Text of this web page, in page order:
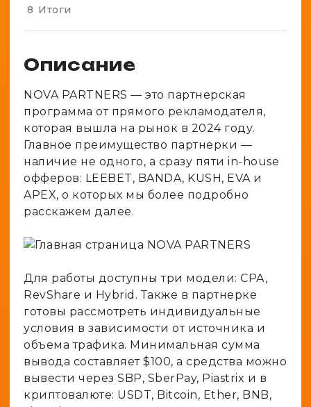
8 Итоги
Описание
NOVA PARTNERS — это партнерская
программа от прямого рекламодателя,
которая вышла на рынок в 2024 году.
Главное преимущество партнерки —
наличие не одного, а сразу пяти in-house
офферов: LEEBET, BANDA, KUSH, EVA и
APEX, о которых мы более подробно
расскажем далее.
Для работы доступны три модели: CPA,
RevShare и Hybrid. Также в партнерке
готовы рассмотреть индивидуальные
условия в зависимости от источника и
объема трафика. Минимальная сумма
вывода составляет $100, а средства можно
вывести через SBP, SberPay, Piastrix и в
криптовалюте: USDT, Bitcoin, Ether, BNB,